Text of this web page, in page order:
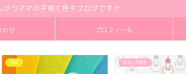
びりママの子育て色々ブログです☆
わせ プロフィール
知育 絵本・児童書